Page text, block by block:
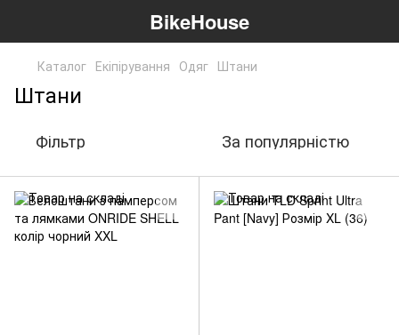
BikeHouse
Каталог Екіпірування Одяг Штани
Штани
Фільтр За популярністю